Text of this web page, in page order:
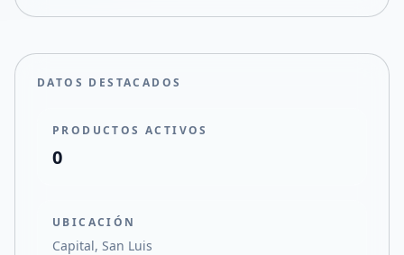
DATOS DESTACADOS
PRODUCTOS ACTIVOS
0
UBICACIÓN
Capital, San Luis